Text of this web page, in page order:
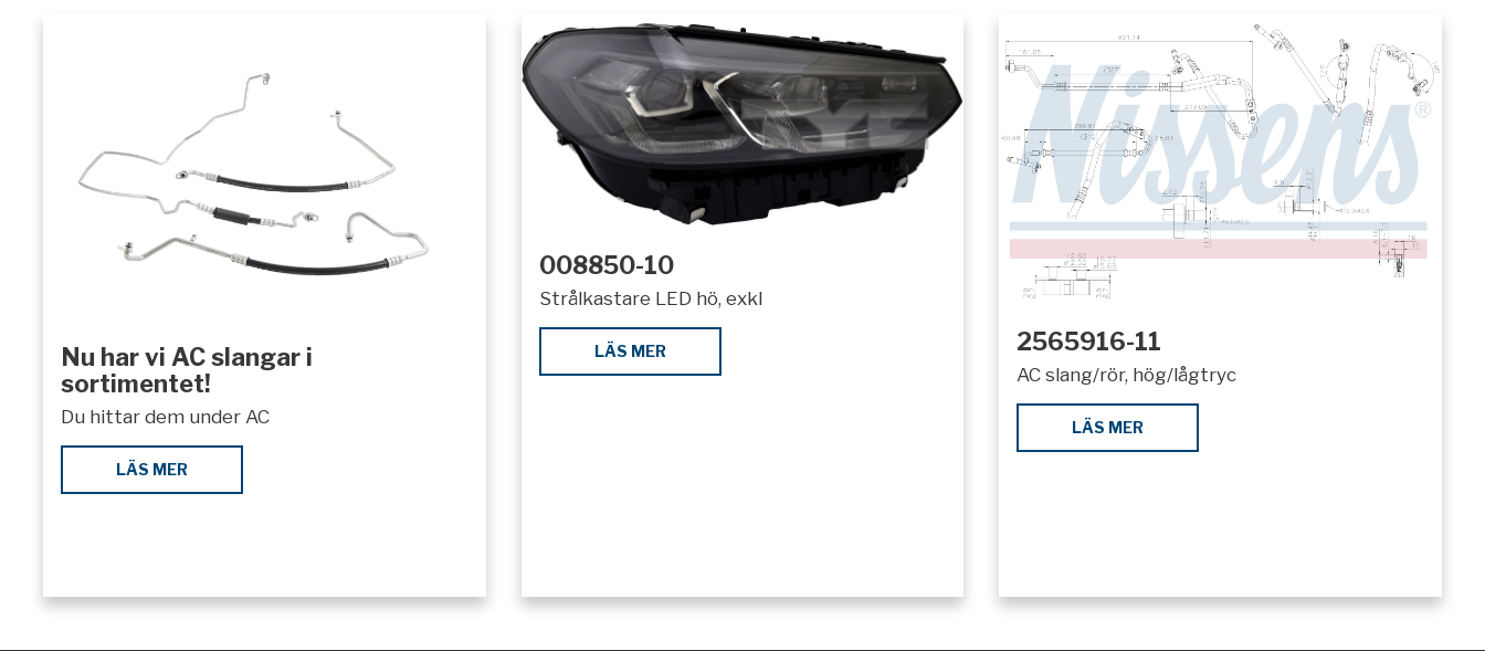
Nu har vi AC slangar i
sortimentet!
Du hittar dem under AC
LÄS MER
008850-10
Strålkastare LED hö, exkl
LÄS MER 2565916-11
AC slang/rör, hög/lågtryc
LÄS MER